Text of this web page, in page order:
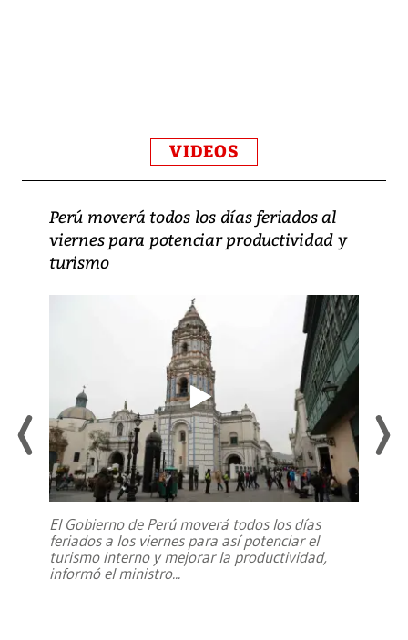
VIDEOS
Perú moverá todos los días feriados al
viernes para potenciar productividad y
turismo
El Gobierno de Perú moverá todos los días
feriados a los viernes para así potenciar el
turismo interno y mejorar la productividad,
informó el ministro...